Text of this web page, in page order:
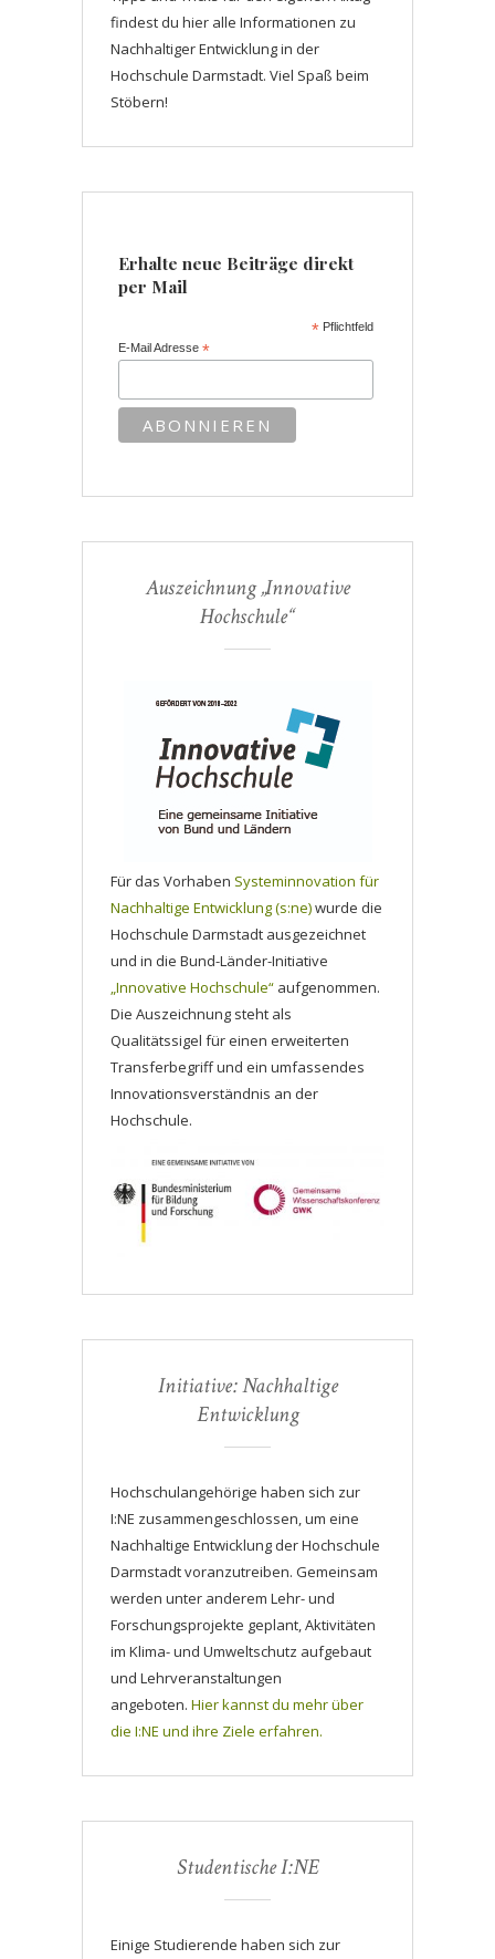
findest du hier alle Informationen zu
Nachhaltiger Entwicklung in der
Hochschule Darmstadt. Viel Spaß beim
Stöbern!
Erhalte neue Beiträge direkt
per Mail
* Pflichtfeld
E-Mail Adresse*
Auszeichnung „Innovative
Hochschule“
Für das Vorhaben Systeminnovation für
Nachhaltige Entwicklung (s:ne)wurde die
Hochschule Darmstadt ausgezeichnet
und in die Bund-Länder-Initiative
„Innovative Hochschule“ aufgenommen.
Die Auszeichnung steht als
Qualitätssigel für einen erweiterten
Transferbegriff und ein umfassendes
Innovationsverständnis an der
Hochschule.
Initiative: Nachhaltige
Entwicklung
Hochschulangehörige haben sich zur
I:NE zusammengeschlossen, um eine
Nachhaltige Entwicklung der Hochschule
Darmstadt voranzutreiben. Gemeinsam
werden unter anderem Lehr- und
Forschungsprojekte geplant, Aktivitäten
im Klima- und Umweltschutz aufgebaut
und Lehrveranstaltungen
angeboten. Hier kannst du mehr über
die I:NE und ihre Ziele erfahren.
Studentische I:NE
Einige Studierende haben sich zur